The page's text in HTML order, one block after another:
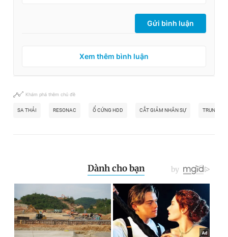
Gửi bình luận
Xem thêm bình luận
Khám phá thêm chủ đề
SA THẢI RESONAC Ổ CỨNG HDD CẮT GIẢM NHÂN SỰ TRUNG